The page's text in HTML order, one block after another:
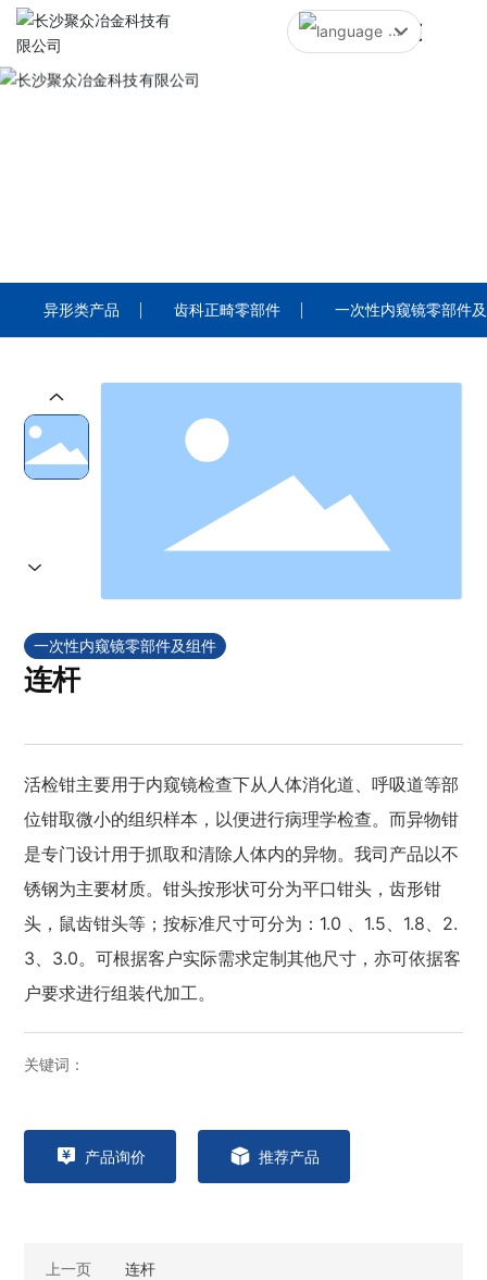
中文简体
异形类产品 齿科正畸零部件 一次性内窥镜零部件
一次性内窥镜零部件及组件
连杆
活检钳主要用于内窥镜检查下从人体消化道、呼吸道等部
位钳取微小的组织样本，以便进行病理学检查。而异物钳
是专门设计用于抓取和清除人体内的异物。我司产品以不
锈钢为主要材质。钳头按形状可分为平口钳头，齿形钳
头，鼠齿钳头等；按标准尺寸可分为：1.0 、1.5、1.8、2.
3、3.0。可根据客户实际需求定制其他尺寸，亦可依据客
户要求进行组装代加工。
关键词：
产品询价 推荐产品
上一页 连杆